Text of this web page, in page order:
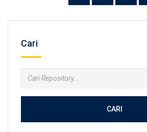
Cari
CARI